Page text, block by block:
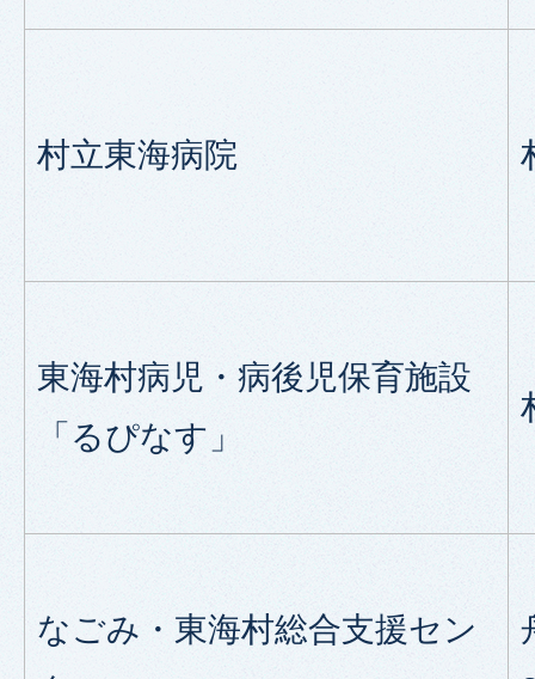
村立東海病院
東海村病児・病後児保育施設
「るぴなす」
なごみ・東海村総合支援セン